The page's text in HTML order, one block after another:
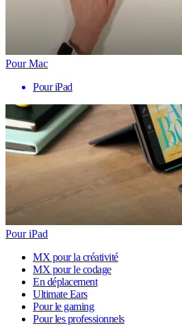
Pour Mac
Pour iPad
Pour iPad
MX pour la créativité
MX pour le codage
En déplacement
Ultimate Ears
Pour le gaming
Pour les professionnels